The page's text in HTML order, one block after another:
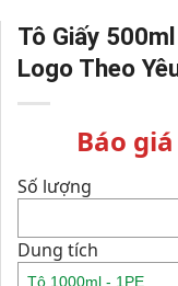
Tô Giấy
Logo Theo